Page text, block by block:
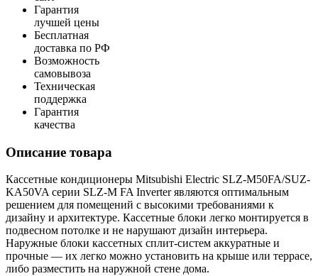
Гарантия
лучшей цены
Бесплатная
доставка по РФ
Возможность
самовывоза
Техническая
поддержка
Гарантия
качества
Описание товара
Кассетные кондиционеры Mitsubishi Electric SLZ-M50FA/SUZ-
KA50VA серии SLZ-M FA Inverter являются оптимальным
решением для помещений с высокими требованиями к
дизайну и архитектуре. Кассетные блоки легко монтируется в
подвесном потолке и не нарушают дизайн интерьера.
Наружные блоки кассетных сплит-систем аккуратные и
прочные — их легко можно установить на крыше или террасе,
либо разместить на наружной стене дома.